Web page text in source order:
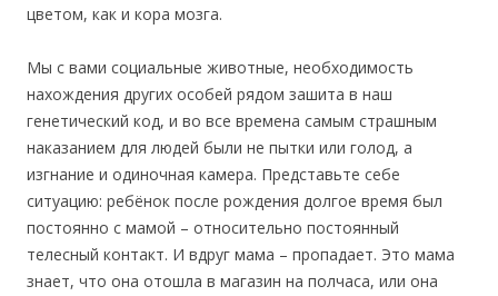
цветом, как и кора мозга.
Мы с вами социальные животные, необходимость
нахождения других особей рядом зашита в наш
генетический код, и во все времена самым страшным
наказанием для людей были не пытки или голод, а
изгнание и одиночная камера. Представьте себе
ситуацию: ребёнок после рождения долгое время был
постоянно с мамой – относительно постоянный
телесный контакт. И вдруг мама – пропадает. Это мама
знает, что она отошла в магазин на полчаса, или она